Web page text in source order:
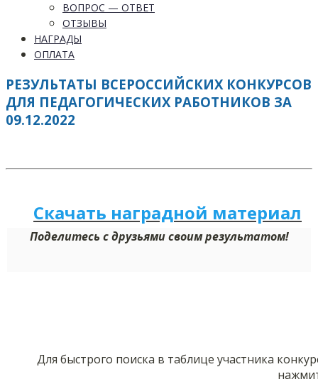
ВОПРОС — ОТВЕТ
ОТЗЫВЫ
НАГРАДЫ
ОПЛАТА
РЕЗУЛЬТАТЫ ВСЕРОССИЙСКИХ КОНКУРСОВ
ДЛЯ ПЕДАГОГИЧЕСКИХ РАБОТНИКОВ ЗА
09.12.2022
Скачать наградной материал
Поделитесь с друзьями своим результатом!
Для быстрого поиска в таблице участника